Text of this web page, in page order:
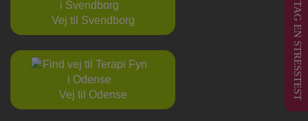
Vej til Svendborg
Vej til Odense TAG EN STRESSTEST